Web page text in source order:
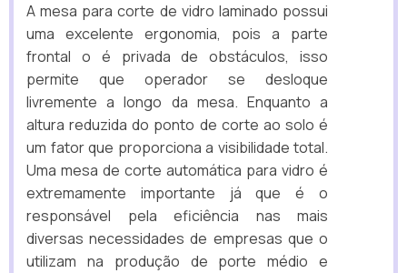
A mesa para corte de vidro laminado possui
uma excelente ergonomia, pois a parte
frontal o é privada de obstáculos, isso
permite que operador se desloque
livremente a longo da mesa. Enquanto a
altura reduzida do ponto de corte ao solo é
um fator que proporciona a visibilidade total.
Uma mesa de corte automática para vidro é
extremamente importante já que é o
responsável pela eficiência nas mais
diversas necessidades de empresas que o
utilizam na produção de porte médio e